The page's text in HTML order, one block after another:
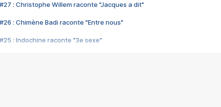
#27 : Christophe Willem raconte "Jacques a dit"
#26 : Chimène Badi raconte "Entre nous"
#25 : Indochine raconte "3e sexe"